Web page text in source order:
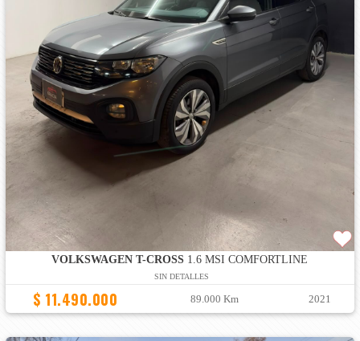
VOLKSWAGEN T-CROSS 1.6 MSI COMFORTLINE
SIN DETALLES
$ 11.490.000 89.000 Km 2021